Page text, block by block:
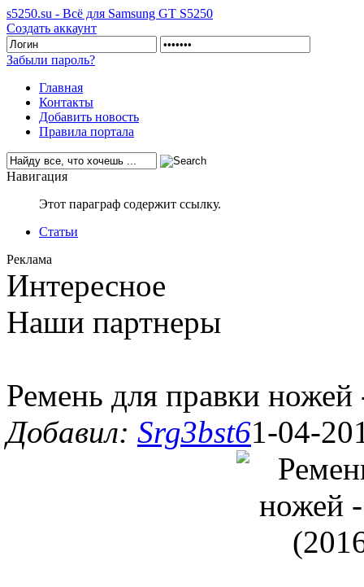
s5250.su - Всё для Samsung GT S5250
Создать аккаунт
Забыли пароль?
Главная
Контакты
Добавить новость
Правила портала
Навигация
Этот параграф содержит ссылку.
Статьи
Реклама
Интересное
Наши партнеры
Ремень для правки
Добавил: Srg3bst61-04-